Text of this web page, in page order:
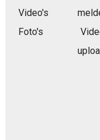
Video's
Foto's